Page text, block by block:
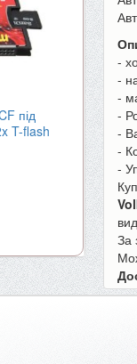
під
T-flash
|
650
-
-
-
-
-
-
-
За